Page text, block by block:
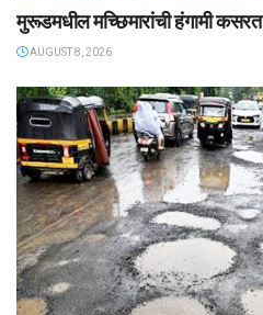
मुरूडमधील मच्छिमारांची हंगामी कसरत
AUGUST 8, 2026